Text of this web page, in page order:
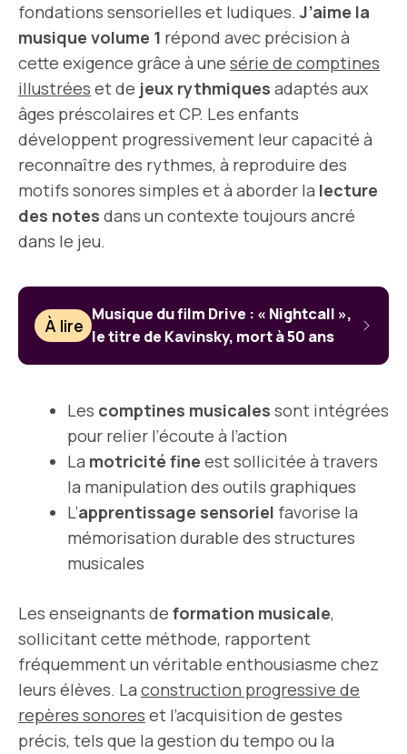
fondations sensorielles et ludiques.J’aime la
musique volume 1 répond avec précision à
cette exigence grâce à une série de comptines
illustrées et de jeux rythmiques adaptés aux
âges préscolaires et CP. Les enfants
développent progressivement leur capacité à
reconnaître des rythmes, à reproduire des
motifs sonores simples et à aborder la lecture
des notes dans un contexte toujours ancré
dans le jeu.
À lire
Musique du film Drive : « Nightcall »,
le titre de Kavinsky, mort à 50 ans
Les comptines musicales sont intégrées
pour relier l’écoute à l’action
La motricité fine est sollicitée à travers
la manipulation des outils graphiques
L’apprentissage sensoriel favorise la
mémorisation durable des structures
musicales
Les enseignants de formation musicale,
sollicitant cette méthode, rapportent
fréquemment un véritable enthousiasme chez
leurs élèves. La construction progressive de
repères sonores et l’acquisition de gestes
précis, tels que la gestion du tempo ou la